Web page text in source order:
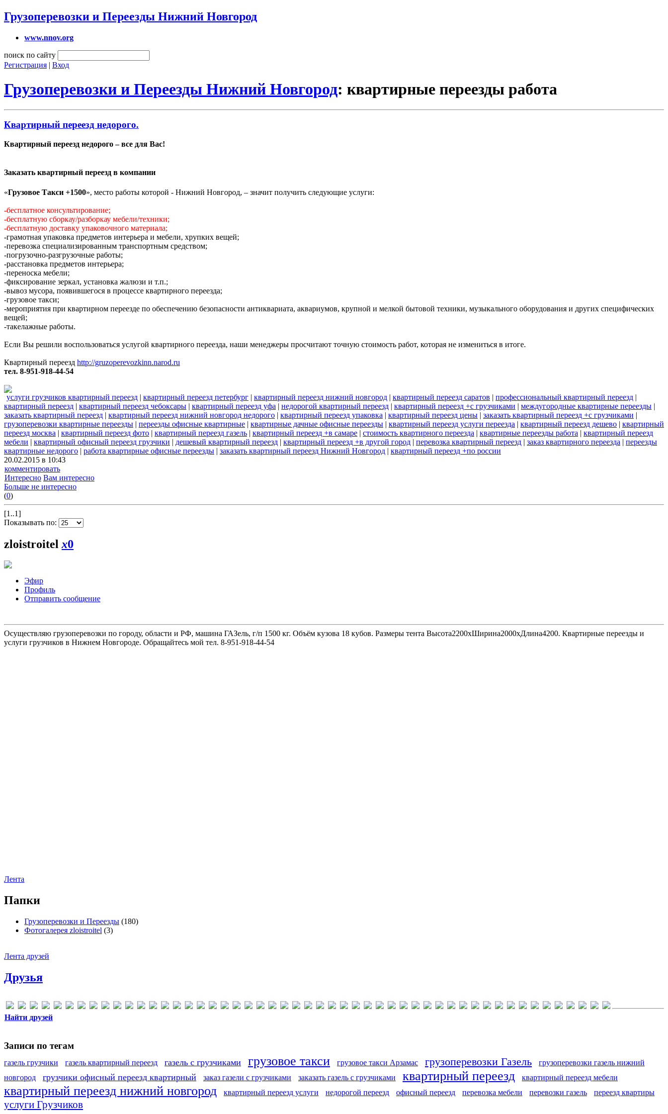
Грузоперевозки и Переезды Нижний Новгород
www.nnov.org
поиск по сайту
Регистрация | Вход
Грузоперевозки и Переезды Нижний Новгород: квартирные переезды работа
Квартирный переезд недорого.
Квартирный переезд недорого – все для Вас!
Заказать квартирный переезд в компании
«Грузовое Такси +1500», место работы которой - Нижний Новгород, – значит получить следующие услуги:
-бесплатное консультирование;
-бесплатную сборкау/разборкау мебели/техники;
-бесплатную доставку упаковочного материала;
-грамотная упаковка предметов интерьера и мебели, хрупких вещей;
-перевозка специализированным транспортным средством;
-погрузочно-разгрузочные работы;
-расстановка предметов интерьера;
-переноска мебели;
-фиксирование зеркал, установка жалюзи и т.п.;
-вывоз мусора, появившегося в процессе квартирного переезда;
-грузовое такси;
-мероприятия при квартирном переезде по обеспечению безопасности антиквариата, аквариумов, крупной и мелкой бытовой техники, музыкального оборудования и других специфических
вещей;
-такелажные работы.
Если Вы решили воспользоваться услугой квартирного переезда, наши менеджеры просчитают точную стоимость работ, которая не измениться в итоге.
Квартирный переезд http://gruzoperevozkinn.narod.ru
тел. 8-951-918-44-54
услуги грузчиков квартирный переезд | квартирный переезд петербург | квартирный переезд нижний новгород | квартирный переезд саратов | профессиональный квартирный переезд |
квартирный переезд | квартирный переезд чебоксары | квартирный переезд уфа | недорогой квартирный переезд | квартирный переезд +с грузчиками | междугородные квартирные переезды |
заказать квартирный переезд | квартирный переезд нижний новгород недорого | квартирный переезд упаковка | квартирный переезд цены | заказать квартирный переезд +с грузчиками |
грузоперевозки квартирные переезды | переезды офисные квартирные | квартирные дачные офисные переезды | квартирный переезд услуги переезда | квартирный переезд дешево | квартирный
переезд москва | квартирный переезд фото | квартирный переезд газель | квартирный переезд +в самаре | стоимость квартирного переезда | квартирные переезды работа | квартирный переезд
мебели | квартирный офисный переезд грузчики | дешевый квартирный переезд | квартирный переезд +в другой город | перевозка квартирный переезд | заказ квартирного переезда | переезды
квартирные недорого | работа квартирные офисные переезды | заказать квартирный переезд Нижний Новгород | квартирный переезд +по россии
20.02.2015 в 10:43
комментировать
Интересно Вам интересно
Больше не интересно
(0)
[1..1]
Показывать по:
zloistroitel x0
Эфир
Профиль
Отправить сообщение
Осуществляю грузоперевозки по городу, области и РФ, машина ГАЗель, г/п 1500 кг. Объём кузова 18 кубов. Размеры тента Высота2200хШирина2000хДлина4200. Квартирные переезды и
услуги грузчиков в Нижнем Новгороде. Обращайтесь мой тел. 8-951-918-44-54
Лента
Папки
Грузоперевозки и Переезды (180)
Фотогалерея zloistroitel (3)
Лента друзей
Друзья
Найти друзей
Записи по тегам
газель грузчики газель квартирный переезд газель с грузчиками грузовое такси грузовое такси Арзамас грузоперевозки Газель
грузоперевозки газель нижний
новгород
грузчики офисный переезд квартирный заказ газели с грузчиками заказать газель с грузчиками квартирный переезд квартирный переезд мебели
квартирный переезд нижний новгород квартирный переезд услуги недорогой переезд офисный переезд перевозка мебели перевозки газель переезд квартиры
услуги Грузчиков